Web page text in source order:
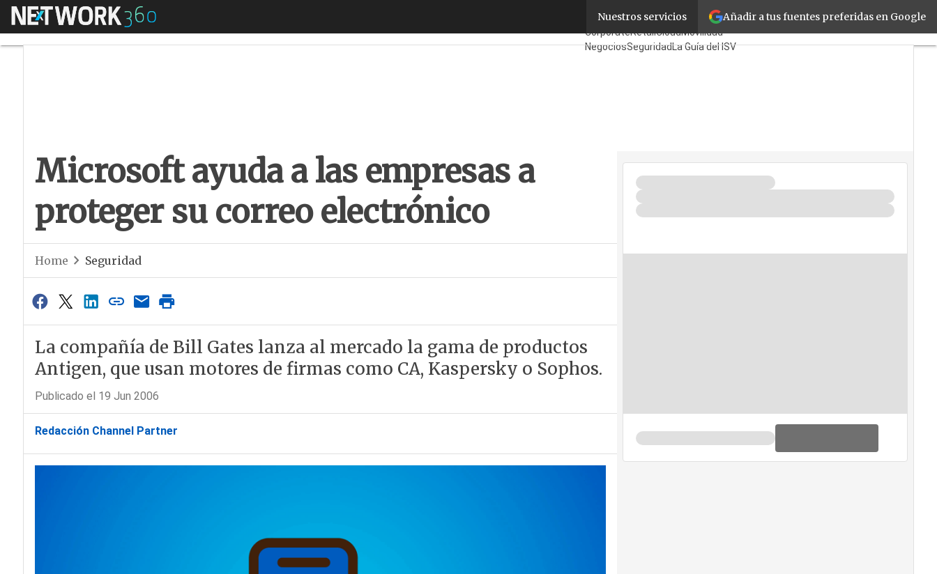
Añadir a tus fuentes preferidas en Google
Nuestros servicios
Menú FabricantesMayoristas
TicPymes
CorporateRetailCloudMovilidad
NegociosSeguridadLa Guía del ISV
Microsoft ayuda a las empresas a
proteger su correo electrónico
Home Seguridad
La compañía de Bill Gates lanza al mercado la gama de productos
Antigen, que usan motores de firmas como CA, Kaspersky o Sophos.
Publicado el 19 Jun 2006
Redacción Channel Partner